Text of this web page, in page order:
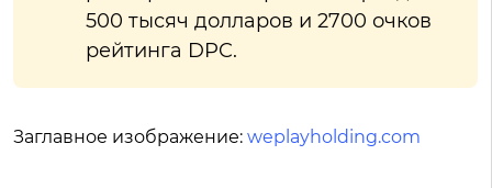
500 тысяч долларов и 2700 очков
рейтинга DPC.
Заглавное изображение: weplayholding.com